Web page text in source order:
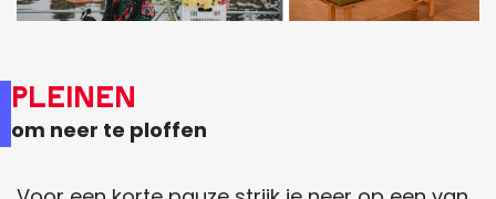
Pleinen
om neer te ploffen